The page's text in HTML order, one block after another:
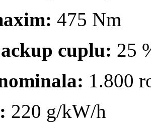
475 Nm
cuplu: 25
1.800
220 g/kW/h